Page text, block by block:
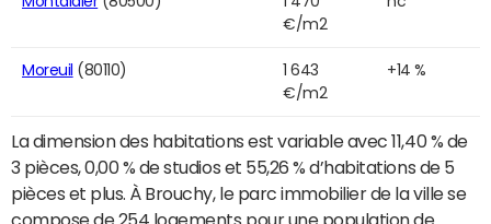
€/m2
Moreuil (80110)
1 643
€/m2
+14 %
La dimension des habitations est variable avec 11,40 % de
3 pièces, 0,00 % de studios et 55,26 % d’habitations de 5
pièces et plus. À Brouchy, le parc immobilier de la ville se
compose de 254 logements pour une population de